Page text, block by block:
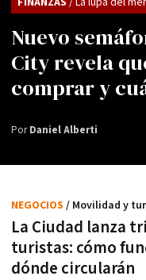
Nuevo
City revela
comprar y
PorDaniel Alberti
La Ciudad lanza
turistas: cómo
dónde circularán
NEGOCIOS / Movilidad y